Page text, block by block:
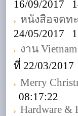
16/09/2017
หนังสือจดท
24/05/2017
งาน
ที่ 22/03/
Merry
08:17:22
Hardware &